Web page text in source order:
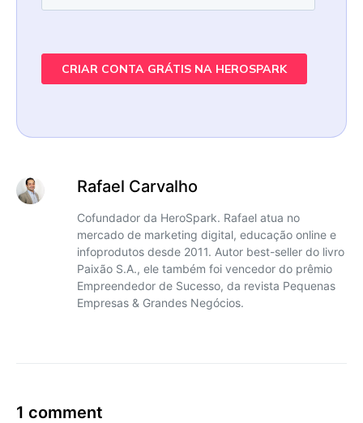
Rafael Carvalho
Cofundador da HeroSpark. Rafael atua no
mercado de marketing digital, educação online e
infoprodutos desde 2011. Autor best-seller do livro
Paixão S.A., ele também foi vencedor do prêmio
Empreendedor de Sucesso, da revista Pequenas
Empresas & Grandes Negócios.
1 comment